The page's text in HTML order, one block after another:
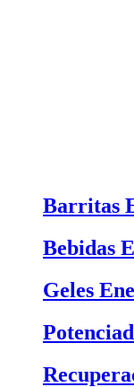
Barritas
Bebidas
Geles